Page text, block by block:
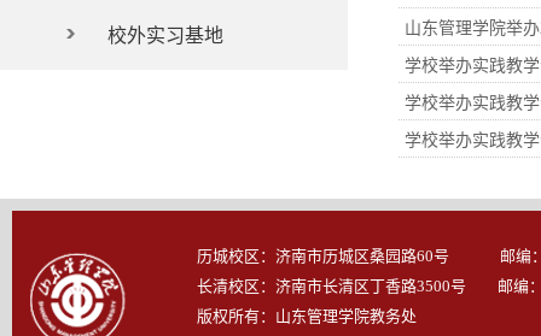
校外实习基地 山东管理学院举
学校举办实践教
学校举办实践教
学校举办实践教
历城校区：济南市历城区桑园路60号 邮编
长清校区：济南市长清区丁香路3500号 邮编
版权所有：山东管理学院教务处